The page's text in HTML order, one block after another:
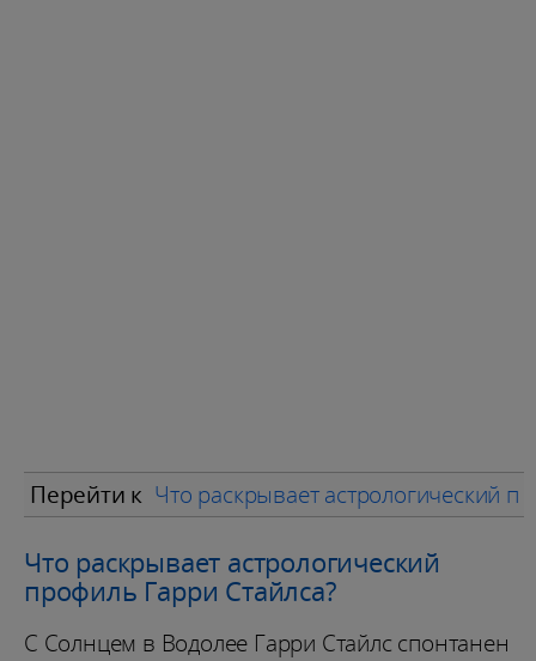
Перейти к Что раскрывает астрологический
Что раскрывает астрологический
профиль Гарри Стайлса?
С Солнцем в Водолее Гарри Стайлс спонтанен